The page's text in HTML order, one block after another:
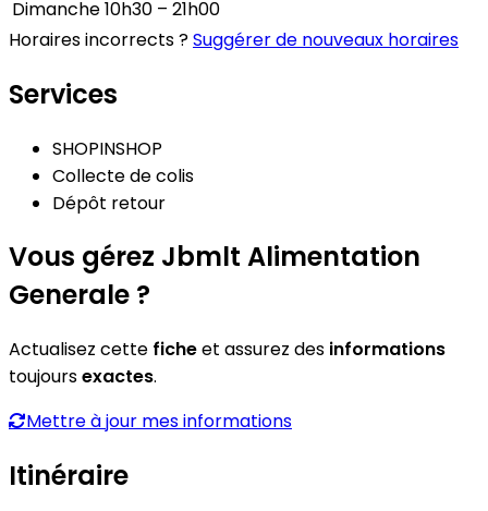
Dimanche10h30 – 21h00
Horaires incorrects ?Suggérer de nouveaux horaires
Services
SHOPINSHOP
Collecte de colis
Dépôt retour
Vous gérez Jbmlt Alimentation
Generale ?
Actualisez cette ficheet assurez des informations
toujoursexactes.
Mettre à jour mes informations
Itinéraire